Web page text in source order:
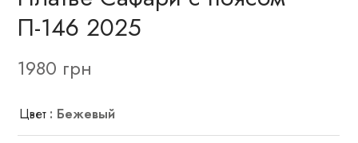
П-146 2025
1980 грн
Цвет : Бежевый